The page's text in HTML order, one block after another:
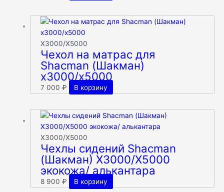
X3000/Х5000
Чехол на матрас для
Shacman (Шакман)
x3000/x5000
7 000₽ В корзину
X3000/Х5000
Чехлы сидений Shacman
(Шакман) X3000/X5000
экокожа/ алькантара
8 900₽ В корзину